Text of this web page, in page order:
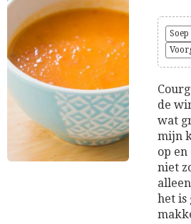
Soep
de
wat
mijn
op
niet
het is